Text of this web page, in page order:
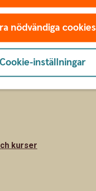
nödvändiga cookies
Cookie-inställningar
kurser